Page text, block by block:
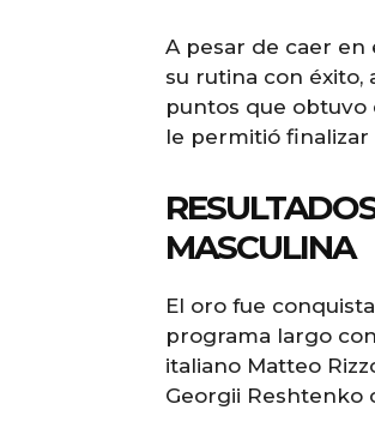
A pesar de caer en
su rutina con éxito,
puntos que obtuvo
le permitió
MASCULINA
El oro fue
programa largo
italiano Matteo
Georgii Reshtenko